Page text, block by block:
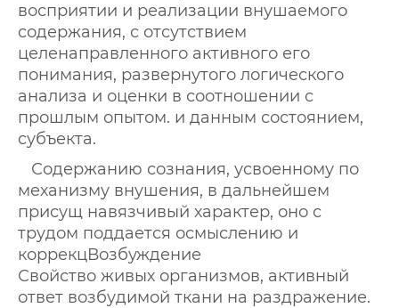
восприятии и реализации внушаемого
содержания, с отсутствием
целенаправленного активного его
понимания, развернутого логического
анализа и оценки в соотношении с
прошлым опытом. и данным состоянием,
субъекта.
Содержанию сознания, усвоенному по
механизму внушения, в дальнейшем
присущ навязчивый характер, оно с
трудом поддается осмыслению и
коррекцВозбуждение
Свойство живых организмов, активный
ответ возбудимой ткани на раздражение.